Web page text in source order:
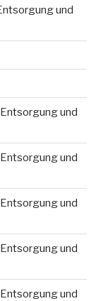
und
und
und
und
und
und